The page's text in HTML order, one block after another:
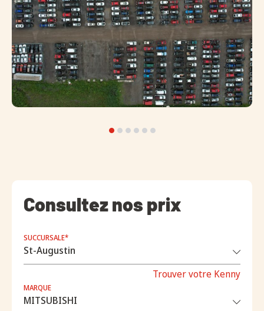
Consultez nos prix
SUCCURSALE*
Trouver votre Kenny
MARQUE